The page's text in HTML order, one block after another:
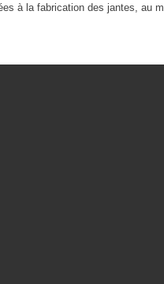
à la fabrication des jantes, au